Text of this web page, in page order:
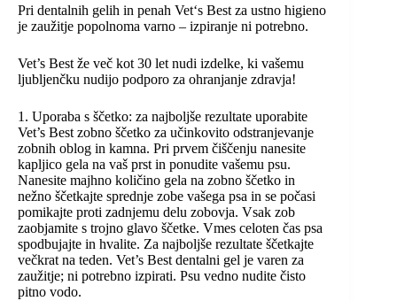
Pri dentalnih gelih in penah Vet‘s Best za ustno higieno
je zaužitje popolnoma varno – izpiranje ni potrebno.
Vet’s Best že več kot 30 let nudi izdelke, ki vašemu
ljubljenčku nudijo podporo za ohranjanje zdravja!
1. Uporaba s ščetko: za najboljše rezultate uporabite
Vet’s Best zobno ščetko za učinkovito odstranjevanje
zobnih oblog in kamna. Pri prvem čiščenju nanesite
kapljico gela na vaš prst in ponudite vašemu psu.
Nanesite majhno količino gela na zobno ščetko in
nežno ščetkajte sprednje zobe vašega psa in se počasi
pomikajte proti zadnjemu delu zobovja. Vsak zob
zaobjamite s trojno glavo ščetke. Vmes celoten čas psa
spodbujajte in hvalite. Za najboljše rezultate ščetkajte
večkrat na teden. Vet’s Best dentalni gel je varen za
zaužitje; ni potrebno izpirati. Psu vedno nudite čisto
pitno vodo.